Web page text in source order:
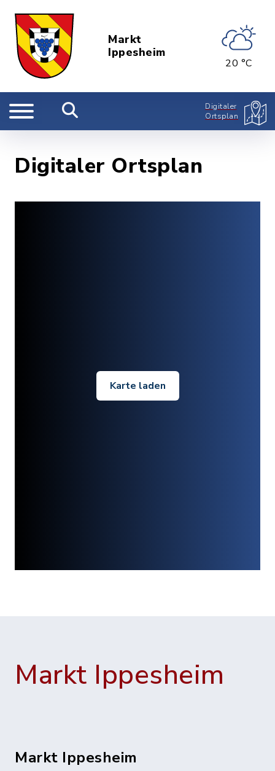
Markt
Ippesheim
20 °C
Digitaler
Ortsplan
Digitaler Ortsplan
Karte laden
Markt Ippesheim
Markt Ippesheim